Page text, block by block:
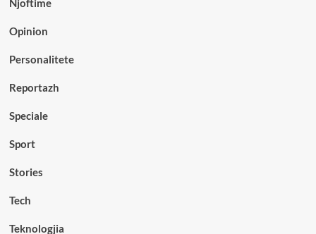
Njoftime
Opinion
Personalitete
Reportazh
Speciale
Sport
Stories
Tech
Teknologjia